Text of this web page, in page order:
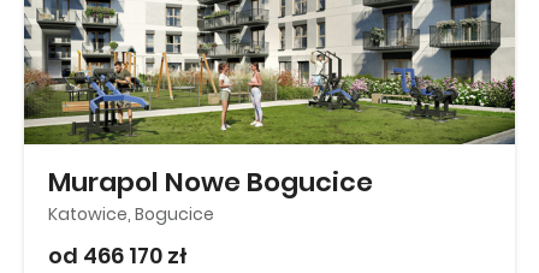
Murapol Nowe Bogucice
Katowice, Bogucice
od 466 170 zł